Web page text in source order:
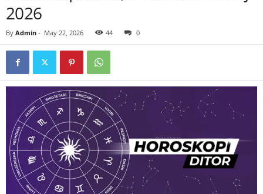
2026
By Admin - May 22, 2026 44 0